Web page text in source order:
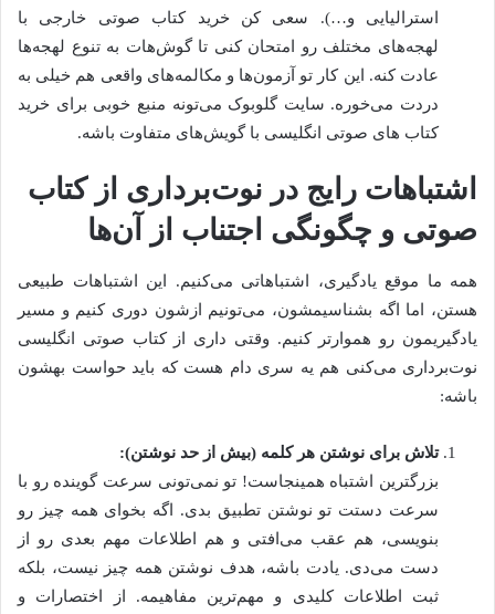
استرالیایی و…). سعی کن خرید کتاب صوتی خارجی با
لهجه‌های مختلف رو امتحان کنی تا گوش‌هات به تنوع لهجه‌ها
عادت کنه. این کار تو آزمون‌ها و مکالمه‌های واقعی هم خیلی به
دردت می‌خوره. سایت گلوبوک می‌تونه منبع خوبی برای خرید
کتاب های صوتی انگلیسی با گویش‌های متفاوت باشه.
اشتباهات رایج در نوت‌برداری از کتاب
صوتی و چگونگی اجتناب از آن‌ها
همه ما موقع یادگیری، اشتباهاتی می‌کنیم. این اشتباهات طبیعی
هستن، اما اگه بشناسیمشون، می‌تونیم ازشون دوری کنیم و مسیر
یادگیریمون رو هموارتر کنیم. وقتی داری از کتاب صوتی انگلیسی
نوت‌برداری می‌کنی هم یه سری دام هست که باید حواست بهشون
باشه:
تلاش برای نوشتن هر کلمه (بیش از حد نوشتن):
بزرگترین اشتباه همینجاست! تو نمی‌تونی سرعت گوینده رو با
سرعت دستت تو نوشتن تطبیق بدی. اگه بخوای همه چیز رو
بنویسی، هم عقب می‌افتی و هم اطلاعات مهم بعدی رو از
دست می‌دی. یادت باشه، هدف نوشتن همه چیز نیست، بلکه
ثبت اطلاعات کلیدی و مهم‌ترین مفاهیمه. از اختصارات و